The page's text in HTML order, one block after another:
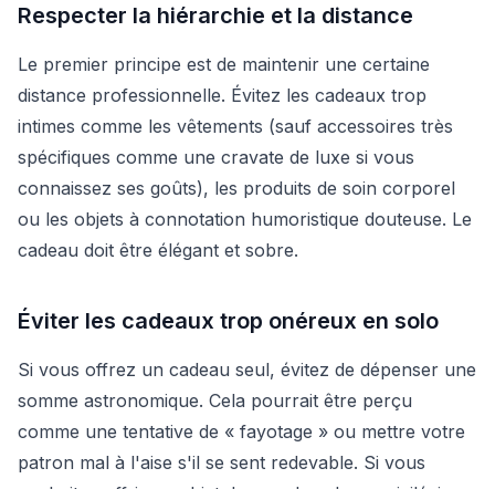
Respecter la hiérarchie et la distance
Le premier principe est de maintenir une certaine
distance professionnelle. Évitez les cadeaux trop
intimes comme les vêtements (sauf accessoires très
spécifiques comme une cravate de luxe si vous
connaissez ses goûts), les produits de soin corporel
ou les objets à connotation humoristique douteuse. Le
cadeau doit être élégant et sobre.
Éviter les cadeaux trop onéreux en solo
Si vous offrez un cadeau seul, évitez de dépenser une
somme astronomique. Cela pourrait être perçu
comme une tentative de « fayotage » ou mettre votre
patron mal à l'aise s'il se sent redevable. Si vous